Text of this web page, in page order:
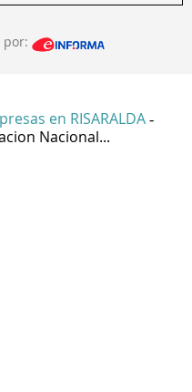
por:
en RISARALDA -
Nacional...